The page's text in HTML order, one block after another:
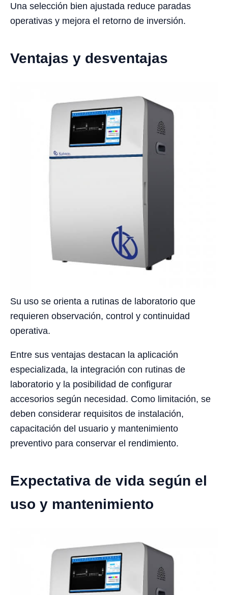
Una selección bien ajustada reduce paradas
operativas y mejora el retorno de inversión.
Ventajas y desventajas
Su uso se orienta a rutinas de laboratorio que
requieren observación, control y continuidad
operativa.
Entre sus ventajas destacan la aplicación
especializada, la integración con rutinas de
laboratorio y la posibilidad de configurar
accesorios según necesidad. Como limitación, se
deben considerar requisitos de instalación,
capacitación del usuario y mantenimiento
preventivo para conservar el rendimiento.
Expectativa de vida según el
uso y mantenimiento